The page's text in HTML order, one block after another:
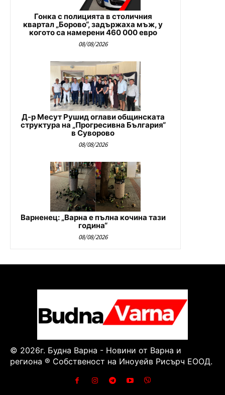
Гонка с полицията в столичния
квартал „Борово“, задържаха мъж, у
когото са намерени 460 000 евро
08/08/2026
Д-р Месут Рушид оглави общинската
структура на „Прогресивна България“
в Суворово
08/08/2026
Варненец: „Варна е пълна кочина тази
година“
08/08/2026
© 2026г. Будна Варна - Новини от Варна и
региона ® Собственост на Иноуейв Рисърч ЕООД.